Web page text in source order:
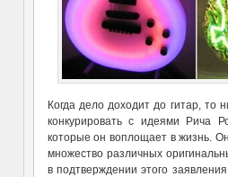
Когда дело доходит до гитар, то
конкурировать с идеями Рича
которые он воплощает в жизнь.
множество различных
в подтверждении этого